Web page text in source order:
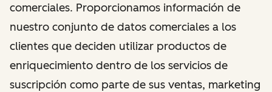
comerciales. Proporcionamos información de
nuestro conjunto de datos comerciales a los
clientes que deciden utilizar productos de
enriquecimiento dentro de los servicios de
suscripción como parte de sus ventas, marketing